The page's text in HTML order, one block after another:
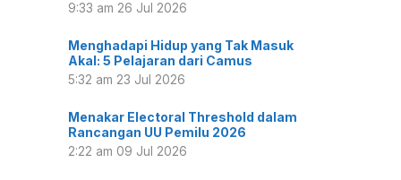
9:33 am 26 Jul 2026
Menghadapi Hidup yang Tak Masuk
Akal: 5 Pelajaran dari Camus
5:32 am 23 Jul 2026
Menakar Electoral Threshold dalam
Rancangan UU Pemilu 2026
2:22 am 09 Jul 2026